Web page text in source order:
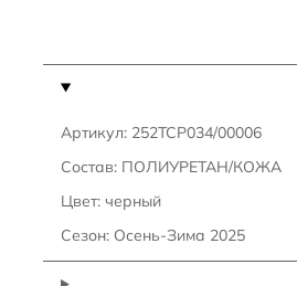
Артикул: 252TCP034/00006
Состав: ПОЛИУРЕТАН/КОЖА
Цвет: черный
Сезон: Осень-Зима 2025